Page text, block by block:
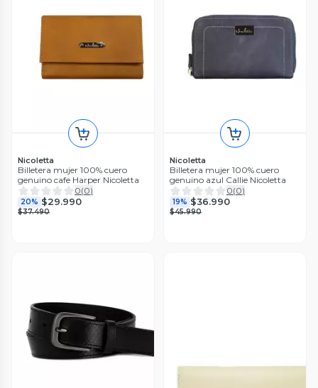
Nicoletta
Billetera mujer 100% cuero
genuino cafe Harper Nicoletta
0(0)
20% $29.990
$37.490
Nicoletta
Billetera mujer 100% cuero
genuino azul Callie Nicoletta
0(0)
19% $36.990
$45.990